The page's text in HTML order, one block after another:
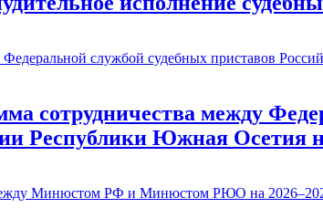
между
Республики Южная Осетия